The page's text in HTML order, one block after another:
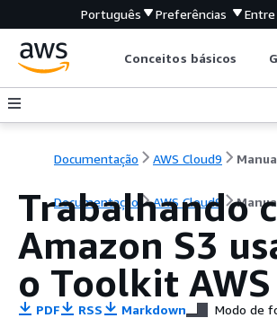
Português Preferências
Conceitos básicos
Documentação AWS Cloud9
Documentação AWS Cloud9
Trabalhando
Amazon S3
o Toolkit AWS
PDF RSS Markdown Modo de